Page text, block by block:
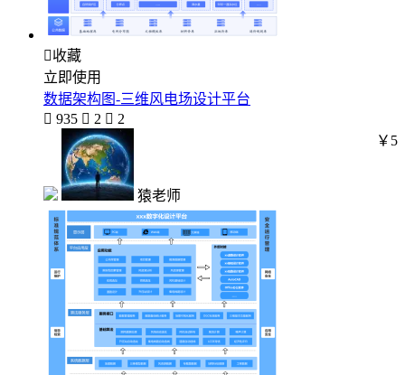
收藏
立即使用
数据架构图-三维风电场设计平台
 935  2  2
猿老师
￥5